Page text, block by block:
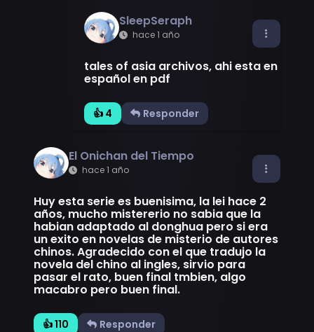
SleepSeraph
hace 1 año
tales of asia archivos, ahi esta en
español en pdf
👍 4 Responder
El Onichan del Tiempo
hace 1 año
Huy esta serie es buenisima, la lei hace 2
años, mucho mistererio no sabia que la
habian adaptado al donghua pero si era
un exito en novelas de misterio de autores
chinos. Agradecido con el que tradujo la
novela del chino al ingles, sirvio para
pasar el rato, buen final tmbien, algo
macabro pero buen final.
👍 110 Responder